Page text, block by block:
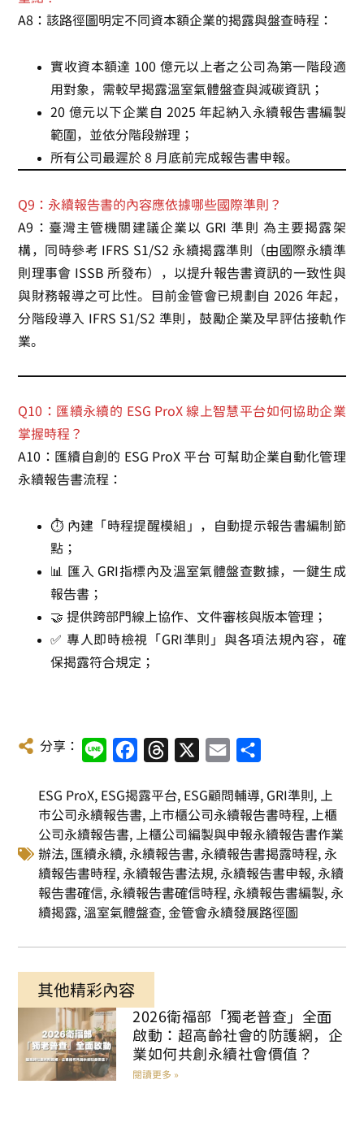
A8：該路徑圖明定不同資本額企業的揭露與盤查時程：
實收資本額達 100 億元以上者之公司為第一階段適
用對象，需較早揭露溫室氣體盤查與減碳資訊；
20 億元以下企業自 2025 年起納入永續報告書編製
範圍，並依分階段辦理；
所有公司最遲於 8 月底前完成報告書申報。
Q9：永續報告書的內容應依據哪些國際準則？
A9：臺灣主管機關建議企業以 GRI 準則
為主要揭露架
構，同時參考 IFRS S1/S2 永續揭露準則（由國際永續準
則理事會 ISSB 所發布）， 以提升報告書資訊的一致性與
與財務報導之可比性。目前金管會已規劃自 2026 年起，
分階段導入 IFRS S1/S2 準則，鼓勵企業及早評估接軌作
業。
Q10：匯續永續的 ESG ProX 線上智慧平台如何協助企業
掌握時程？
A10：匯續自創的 ESG ProX 平台可幫助企業自動化管理
永續報告書流程：
⏱️ 內建「時程提醒模組」，自動提示報告書編制節
點；
📊 匯入 GRI指標內及溫室氣體盤查數據，一鍵生成
報告書；
🤝 提供跨部門線上協作、文件審核與版本管理；
✅ 專人即時檢視「GRI準則」與各項法規內容，確
保揭露符合規定；
分享： Line FacebookThreads Email
ESG ProX ESG揭露平台 ESG顧問輔導 GRI準則
上
市公司永續報告書
上市櫃公司永續報告書時程
上櫃
公司永續報告書
上櫃公司編製與申報永續報告書作業
辦法
匯續永續 永續報告書 永續報告書揭露時程
永
續報告書時程
永續報告書法規 永續報告書申報
永續
報告書確信 永續報告書確信時程 永續報告書編製
永
續揭露 溫室氣體盤查 金管會永續發展路徑圖
其他精彩內容
2026衛福部「獨老普查」全面
啟動：超高齡社會的防護網，企
業如何共創永續社會價值？
閱讀更多 »